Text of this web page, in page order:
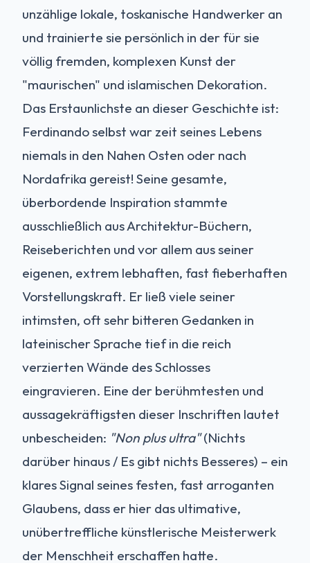
unzählige lokale, toskanische Handwerker an
und trainierte sie persönlich in der für sie
völlig fremden, komplexen Kunst der
"maurischen" und islamischen Dekoration.
Das Erstaunlichste an dieser Geschichte ist:
Ferdinando selbst war zeit seines Lebens
niemals in den Nahen Osten oder nach
Nordafrika gereist! Seine gesamte,
überbordende Inspiration stammte
ausschließlich aus Architektur-Büchern,
Reiseberichten und vor allem aus seiner
eigenen, extrem lebhaften, fast fieberhaften
Vorstellungskraft. Er ließ viele seiner
intimsten, oft sehr bitteren Gedanken in
lateinischer Sprache tief in die reich
verzierten Wände des Schlosses
eingravieren. Eine der berühmtesten und
aussagekräftigsten dieser Inschriften lautet
unbescheiden: "Non plus ultra"(Nichts
darüber hinaus / Es gibt nichts Besseres) – ein
klares Signal seines festen, fast arroganten
Glaubens, dass er hier das ultimative,
unübertreffliche künstlerische Meisterwerk
der Menschheit erschaffen hatte.